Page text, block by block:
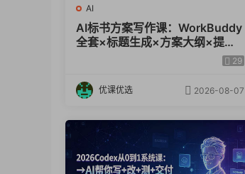
AI
AI标书方案写作课：WorkBuddy
全套×标题生成×方案大纲×提示
词技巧×废标点检查×豆包流程 29
优课优选 2026-08-07